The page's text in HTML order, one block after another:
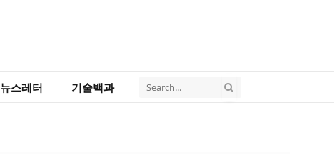
뉴스레터 기술백과